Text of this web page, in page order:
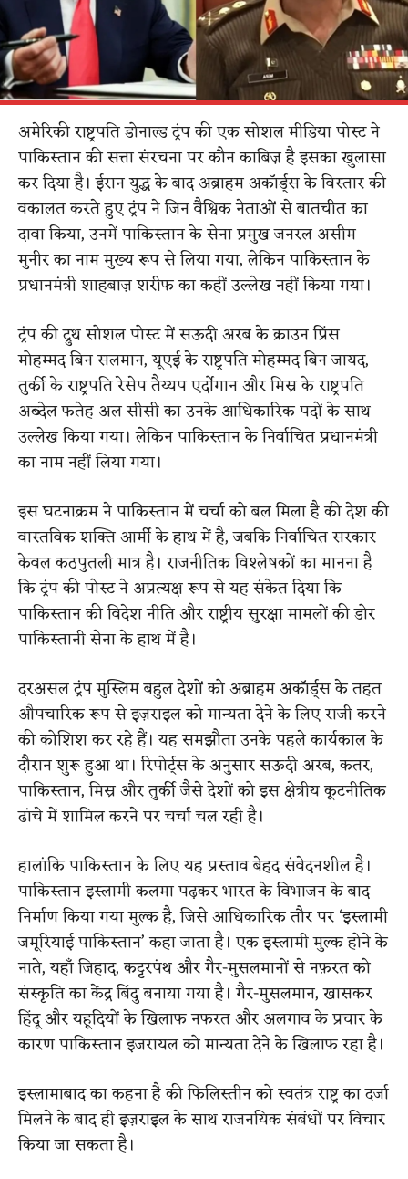
अमेरिकी राष्ट्रपति डोनाल्ड ट्रंप की एक सोशल मीडिया पोस्ट ने
पाकिस्तान की सत्ता संरचना पर कौन काबिज़ है इसका खुलासा
कर दिया है। ईरान युद्ध के बाद अब्राहम अकॉर्ड्स के विस्तार की
वकालत करते हुए ट्रंप ने जिन वैश्विक नेताओं से बातचीत का
दावा किया, उनमें पाकिस्तान के सेना प्रमुख जनरल असीम
मुनीर का नाम मुख्य रूप से लिया गया, लेकिन पाकिस्तान के
प्रधानमंत्री शाहबाज़ शरीफ का कहीं उल्लेख नहीं किया गया।
ट्रंप की ट्रुथ सोशल पोस्ट में सऊदी अरब के क्राउन प्रिंस
मोहम्मद बिन सलमान, यूएई के राष्ट्रपति मोहम्मद बिन जायद,
तुर्की के राष्ट्रपति रेसेप तैय्यप एर्दोगान और मिस्र के राष्ट्रपति
अब्देल फतेह अल सीसी का उनके आधिकारिक पदों के साथ
उल्लेख किया गया। लेकिन पाकिस्तान के निर्वाचित प्रधानमंत्री
का नाम नहीं लिया गया।
इस घटनाक्रम ने पाकिस्तान में चर्चा को बल मिला है की देश की
वास्तविक शक्ति आर्मी के हाथ में है, जबकि निर्वाचित सरकार
केवल कठपुतली मात्र है। राजनीतिक विश्लेषकों का मानना है
कि ट्रंप की पोस्ट ने अप्रत्यक्ष रूप से यह संकेत दिया कि
पाकिस्तान की विदेश नीति और राष्ट्रीय सुरक्षा मामलों की डोर
पाकिस्तानी सेना के हाथ में है।
दरअसल ट्रंप मुस्लिम बहुल देशों को अब्राहम अकॉर्ड्स के तहत
औपचारिक रूप से इज़राइल को मान्यता देने के लिए राजी करने
की कोशिश कर रहे हैं। यह समझौता उनके पहले कार्यकाल के
दौरान शुरू हुआ था। रिपोर्ट्स के अनुसार सऊदी अरब, कतर,
पाकिस्तान, मिस्र और तुर्की जैसे देशों को इस क्षेत्रीय कूटनीतिक
ढांचे में शामिल करने पर चर्चा चल रही है।
हालांकि पाकिस्तान के लिए यह प्रस्ताव बेहद संवेदनशील है।
पाकिस्तान इस्लामी कलमा पढ़कर भारत के विभाजन के बाद
निर्माण किया गया मुल्क है, जिसे आधिकारिक तौर पर ‘इस्लामी
जमूरियाई पाकिस्तान’ कहा जाता है। एक इस्लामी मुल्क होने के
नाते, यहाँ जिहाद, कट्टरपंथ और गैर-मुसलमानों से नफ़रत को
संस्कृति का केंद्र बिंदु बनाया गया है। गैर-मुसलमान, खासकर
हिंदू और यहूदियों के खिलाफ नफरत और अलगाव के प्रचार के
कारण पाकिस्तान इजरायल को मान्यता देने के खिलाफ रहा है।
इस्लामाबाद का कहना है की फिलिस्तीन को स्वतंत्र राष्ट्र का दर्जा
मिलने के बाद ही इज़राइल के साथ राजनयिक संबंधों पर विचार
किया जा सकता है।